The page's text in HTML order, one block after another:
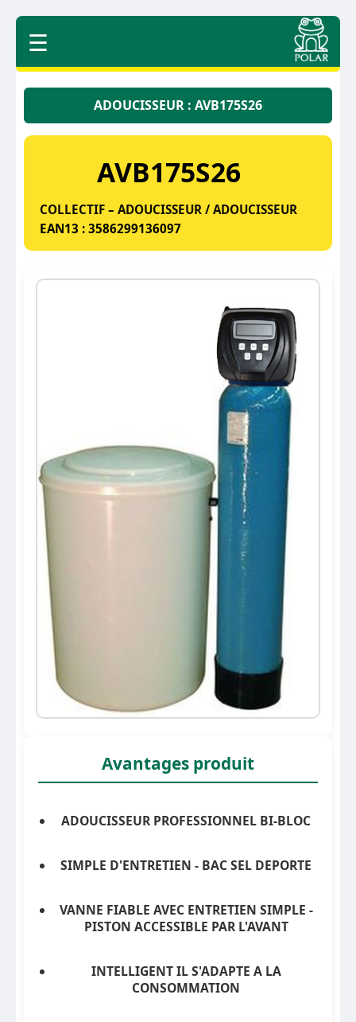
☰
ADOUCISSEUR : AVB175S26
AVB175S26
COLLECTIF – ADOUCISSEUR / ADOUCISSEUR
EAN13 : 3586299136097
Avantages produit
ADOUCISSEUR PROFESSIONNEL BI-BLOC
SIMPLE D'ENTRETIEN - BAC SEL DEPORTE
VANNE FIABLE AVEC ENTRETIEN SIMPLE -
PISTON ACCESSIBLE PAR L'AVANT
INTELLIGENT IL S'ADAPTE A LA
CONSOMMATION